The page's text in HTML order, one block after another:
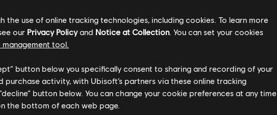
use of online tracking technologies, including cookies. To learn more
our Privacy Policyand Notice at Collection. You can set your cookies
tool.
button below you specifically consent to sharing and recording of your
activity, with Ubisoft’s partners via these online tracking
button below. You can change your cookie preferences at any time
the bottom of each web page.